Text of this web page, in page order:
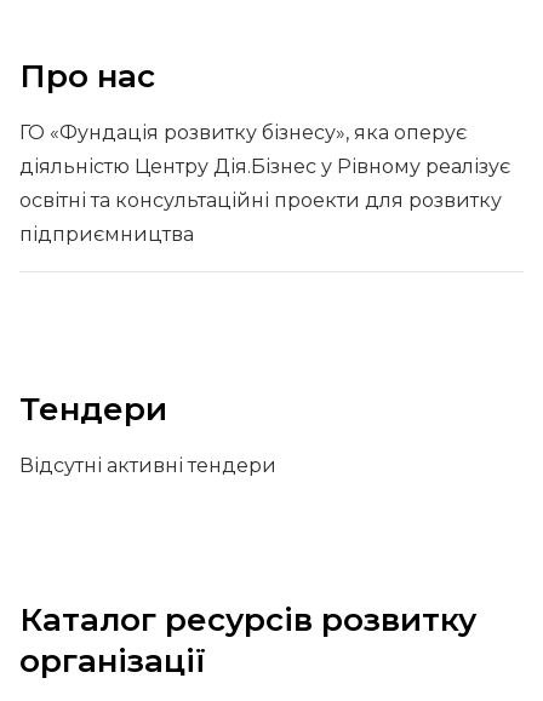
Про нас
ГО «Фундація розвитку бізнесу», яка оперує
діяльністю Центру Дія.Бізнес у Рівному реалізує
освітні та консультаційні проекти для розвитку
підприємництва
Тендери
Відсутні активні тендери
Каталог ресурсів розвитку
організації